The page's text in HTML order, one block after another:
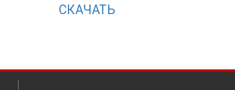
СКАЧАТЬ